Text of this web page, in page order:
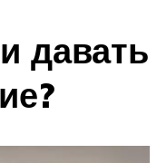
давать